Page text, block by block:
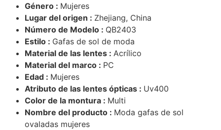
Género : Mujeres
Lugar del origen : Zhejiang, China
Número de Modelo : QB2403
Estilo : Gafas de sol de moda
Material de las lentes : Acrílico
Material del marco : PC
Edad : Mujeres
Atributo de las lentes ópticas : Uv400
Color de la montura : Multi
Nombre del producto : Moda gafas de sol
ovaladas mujeres